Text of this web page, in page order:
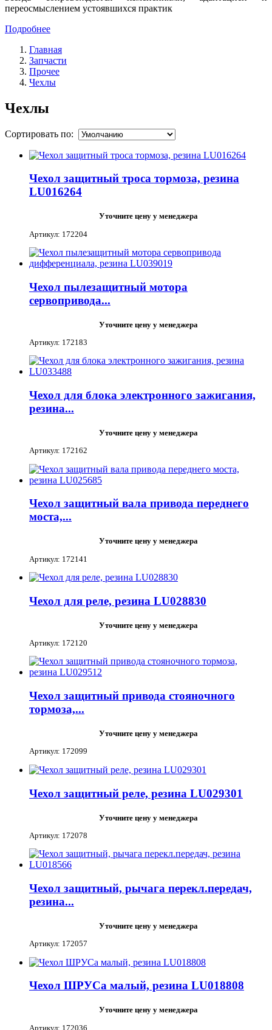
переосмыслением устоявшихся практик
Подробнее
Главная
Запчасти
Прочее
Чехлы
Чехлы
Сортировать по:
Чехол защитный троса тормоза, резина
LU016264
Уточните цену у менеджера
Артикул: 172204
Чехол пылезащитный мотора
сервопривода...
Уточните цену у менеджера
Артикул: 172183
Чехол для блока электронного зажигания,
резина...
Уточните цену у менеджера
Артикул: 172162
Чехол защитный вала привода переднего
моста,...
Уточните цену у менеджера
Артикул: 172141
Чехол для реле, резина LU028830
Уточните цену у менеджера
Артикул: 172120
Чехол защитный привода стояночного
тормоза,...
Уточните цену у менеджера
Артикул: 172099
Чехол защитный реле, резина LU029301
Уточните цену у менеджера
Артикул: 172078
Чехол защитный, рычага перекл.передач,
резина...
Уточните цену у менеджера
Артикул: 172057
Чехол ШРУСа малый, резина LU018808
Уточните цену у менеджера
Артикул: 172036